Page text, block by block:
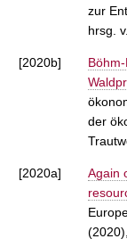
zur
hrsg.
[2020b]
der
[2020a]
Again